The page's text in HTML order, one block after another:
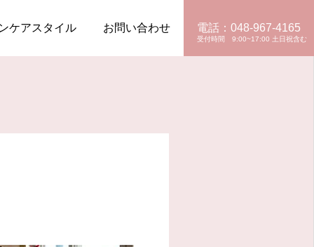
ケアスタイル お問い合わせ 電話：048-967-4165